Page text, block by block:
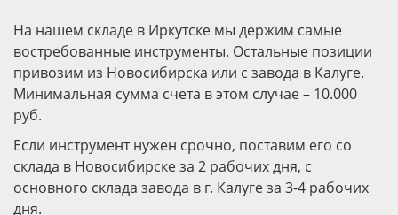
На нашем складе в Иркутске мы держим самые
востребованные инструменты. Остальные позиции
привозим из Новосибирска или с завода в Калуге.
Минимальная сумма счета в этом случае – 10.000
руб.
Если инструмент нужен срочно, поставим его со
склада в Новосибирске за 2 рабочих дня, с
основного склада завода в г. Калуге за 3-4 рабочих
дня.